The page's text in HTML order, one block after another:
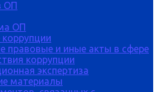
ОП
ОП
правовые и иные акты в сфере
коррупции
экспертиза
материалы